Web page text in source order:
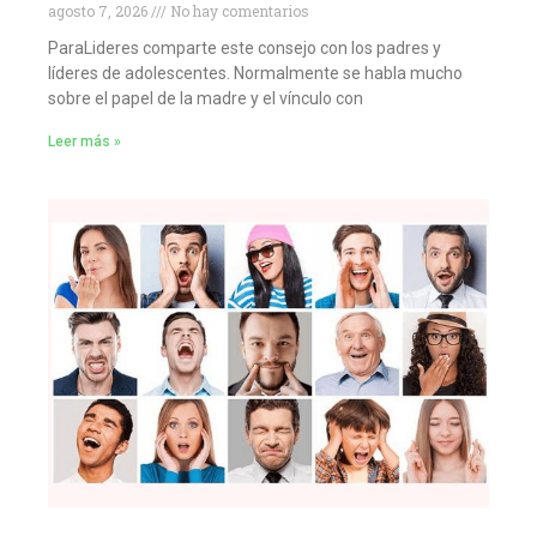
agosto 7, 2026
No hay comentarios
ParaLideres comparte este consejo con los padres y
líderes de adolescentes. Normalmente se habla mucho
sobre el papel de la madre y el vínculo con
Leer más »